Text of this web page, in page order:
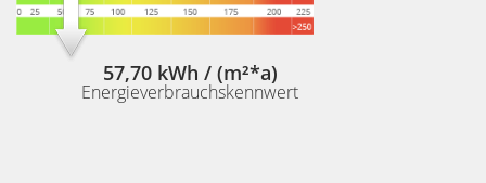
57,70 kWh / (m²*a)
Energieverbrauchskennwert